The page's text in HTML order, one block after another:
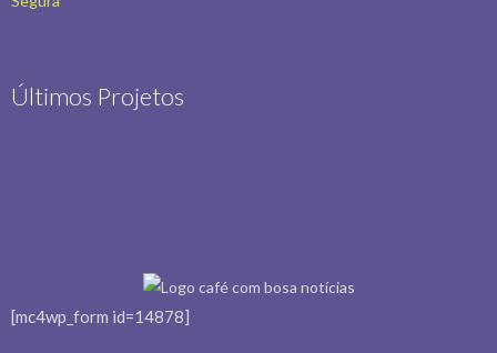
Últimos Projetos
[mc4wp_form id=14878]